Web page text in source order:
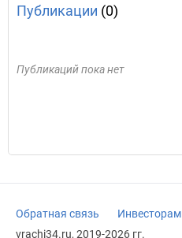
Публикации (0)
Публикаций пока нет
Обратная связь Инвесторам
vrachi34.ru, 2019-2026 гг.